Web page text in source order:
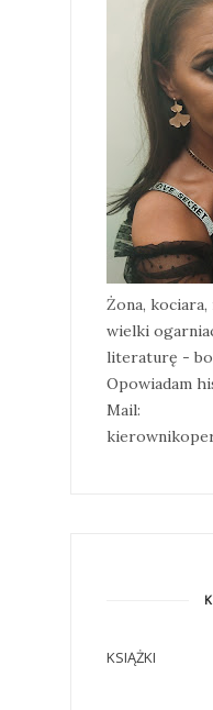
Żona,
wielki
literaturę - bo
Opowiadam
Mail:
KSIĄŻKI